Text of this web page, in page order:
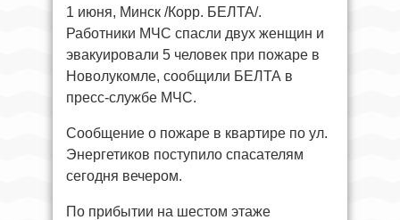
1 июня, Минск /Корр. БЕЛТА/.
Работники МЧС спасли двух женщин и
эвакуировали 5 человек при пожаре в
Новолукомле, сообщили БЕЛТА в
пресс-службе МЧС.
Сообщение о пожаре в квартире по ул.
Энергетиков поступило спасателям
сегодня вечером.
По прибытии на шестом этаже